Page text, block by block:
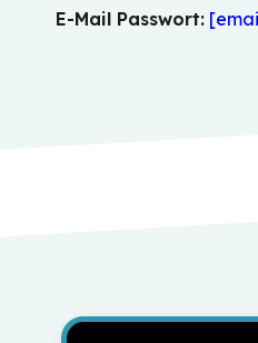
E-Mail Passwort: